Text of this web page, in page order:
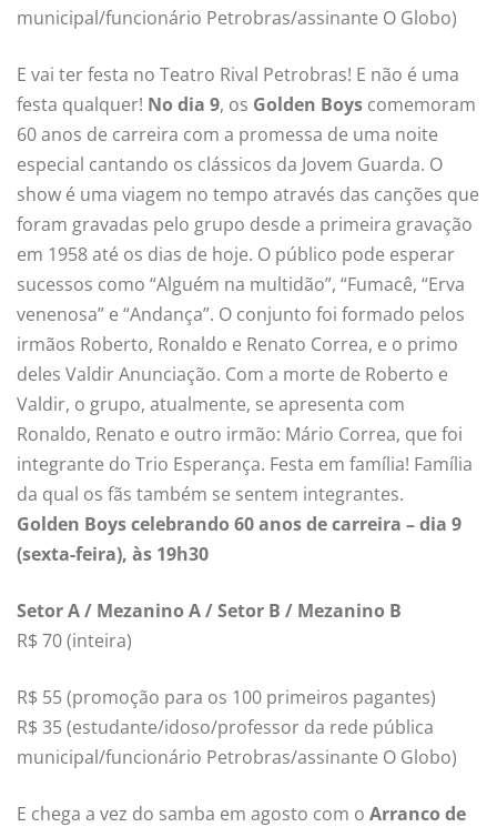
municipal/funcionário Petrobras/assinante O Globo)
E vai ter festa no Teatro Rival Petrobras! E não é uma
festa qualquer! No dia 9, os Golden Boys comemoram
60 anos de carreira com a promessa de uma noite
especial cantando os clássicos da Jovem Guarda. O
show é uma viagem no tempo através das canções que
foram gravadas pelo grupo desde a primeira gravação
em 1958 até os dias de hoje. O público pode esperar
sucessos como “Alguém na multidão”, “Fumacê, “Erva
venenosa” e “Andança”. O conjunto foi formado pelos
irmãos Roberto, Ronaldo e Renato Correa, e o primo
deles Valdir Anunciação. Com a morte de Roberto e
Valdir, o grupo, atualmente, se apresenta com
Ronaldo, Renato e outro irmão: Mário Correa, que foi
integrante do Trio Esperança. Festa em família! Família
da qual os fãs também se sentem integrantes.
Golden Boys celebrando 60 anos de carreira – dia 9
(sexta-feira), às 19h30
Setor A / Mezanino A / Setor B / Mezanino B
R$ 70 (inteira)
R$ 55 (promoção para os 100 primeiros pagantes)
R$ 35 (estudante/idoso/professor da rede pública
municipal/funcionário Petrobras/assinante O Globo)
E chega a vez do samba em agosto com o Arranco de